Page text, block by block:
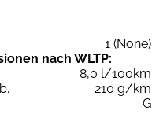
1 (None)
nach WLTP:
8,0 l/100km
210 g/km
G